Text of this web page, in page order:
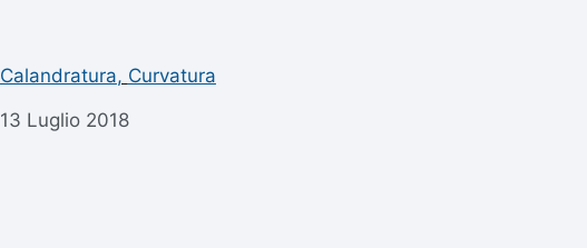
Calandratura, Curvatura
13 Luglio 2018